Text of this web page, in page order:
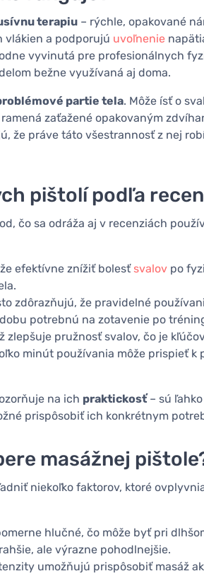
terapiu – rýchle, opakované
vlákien a podporujú uvoľnenie
vyvinutá pre profesionálnych
bežne využívaná aj doma.
partie tela. Môže ísť o
zaťažené opakovaným
že práve táto všestrannosť z nej
pištolí podľa
čo sa odráža aj v recenziách
efektívne znížiť bolesťsvalov po
zdôrazňujú, že pravidelné
potrebnú na zotavenie po
zlepšuje pružnosť svalov, čo je
minút používania môže prispieť k
na ich praktickosť– sú
prispôsobiť ich konkrétnym
masážnej
niekoľko faktorov, ktoré
hlučné, čo môže byť pri
ale výrazne pohodlnejšie.
umožňujú prispôsobiť masáž